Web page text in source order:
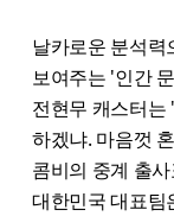
날카로운 분석력
보여주는 '인간
전현무 캐스터는
하겠냐. 마음껏
콤비의 중계 출
대한민국 대표팀